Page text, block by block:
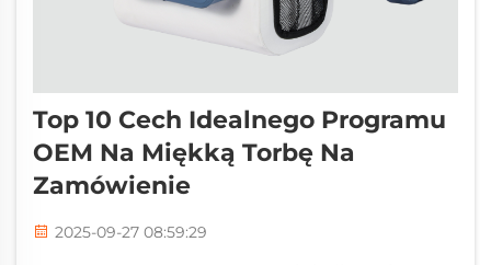
Top 10 Cech Idealnego Programu
OEM Na Miękką Torbę Na
Zamówienie
2025-09-27 08:59:29